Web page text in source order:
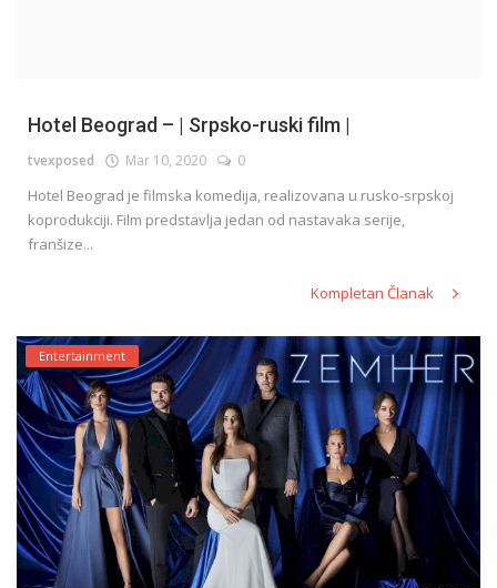
Hotel Beograd – | Srpsko-ruski film |
tvexposed Mar 10, 2020 0
Hotel Beograd je filmska komedija, realizovana u rusko-srpskoj
koprodukciji. Film predstavlja jedan od nastavaka serije,
franšize...
Kompletan Članak
Entertainment